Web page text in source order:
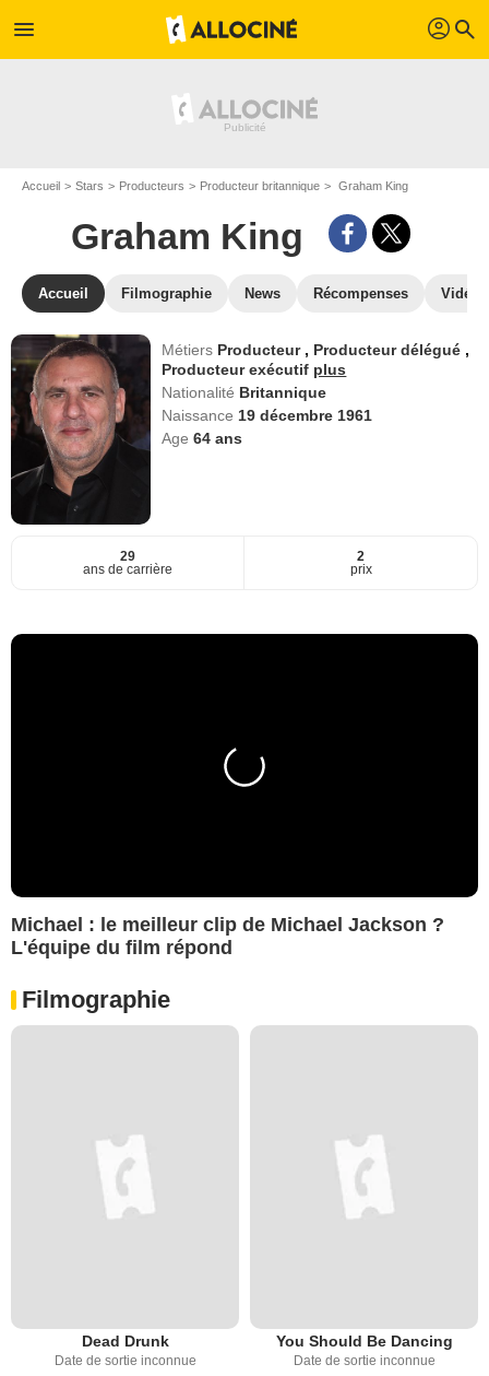
menu profil search
Accueil Stars Producteurs Producteur britannique Graham King
Graham King
Accueil Filmographie News Récompenses Vidéos
Métiers Producteur , Producteur délégué ,
Producteur exécutif plus
Nationalité Britannique
Naissance 19 décembre 1961
Age64 ans
29
ans de carrière
2
prix
Michael : le meilleur clip de Michael Jackson ?
L'équipe du film répond
Filmographie
Dead Drunk
Date de sortie inconnue
You Should Be Dancing
Date de sortie inconnue